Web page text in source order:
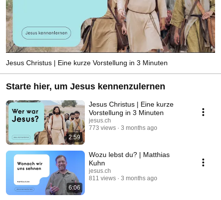
Jesus Christus | Eine kurze Vorstellung in 3 Minuten
Starte hier, um Jesus kennenzulernen
2:59
Jesus Christus | Eine kurze
Vorstellung in 3 Minuten
jesus.ch
773 views
3 months ago
6:06
Wozu lebst du? | Matthias
Kuhn
jesus.ch
811 views
3 months ago